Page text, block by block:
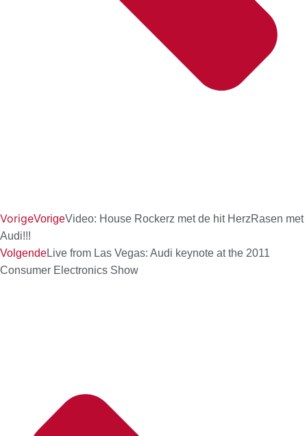
VorigeVorigeVideo: House Rockerz met de hit HerzRasen met
Audi!!!
VolgendeLive from Las Vegas: Audi keynote at the 2011
Consumer Electronics Show